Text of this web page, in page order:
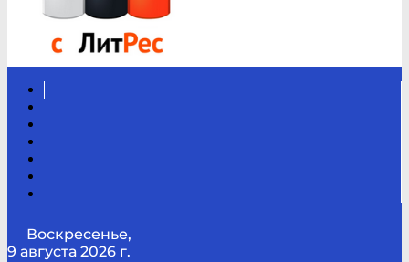
Воскресенье,
9 августа 2026 г.